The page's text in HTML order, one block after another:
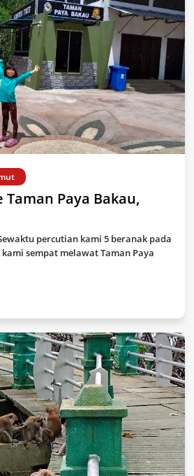
Taman Paya Bakau,
percutian kami 5 beranak pada
sempat melawat Taman Paya